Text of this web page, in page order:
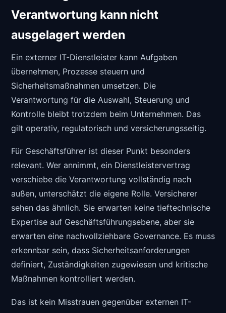
Verantwortung kann nicht
ausgelagert werden
Ein externer IT-Dienstleister kann Aufgaben
übernehmen, Prozesse steuern und
Sicherheitsmaßnahmen umsetzen. Die
Verantwortung für die Auswahl, Steuerung und
Kontrolle bleibt trotzdem beim Unternehmen. Das
gilt operativ, regulatorisch und versicherungsseitig.
Für Geschäftsführer ist dieser Punkt besonders
relevant. Wer annimmt, ein Dienstleistervertrag
verschiebe die Verantwortung vollständig nach
außen, unterschätzt die eigene Rolle. Versicherer
sehen das ähnlich. Sie erwarten keine tieftechnische
Expertise auf Geschäftsführungsebene, aber sie
erwarten eine nachvollziehbare Governance. Es muss
erkennbar sein, dass Sicherheitsanforderungen
definiert, Zuständigkeiten zugewiesen und kritische
Maßnahmen kontrolliert werden.
Das ist kein Misstrauen gegenüber externen IT-